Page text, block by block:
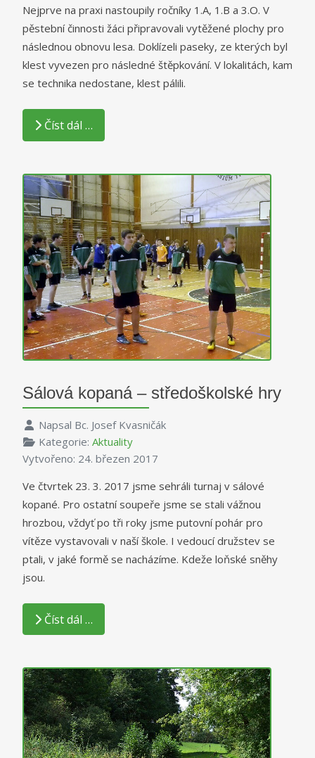
Nejprve na praxi nastoupily ročníky 1.A, 1.B a 3.O. V
pěstební činnosti žáci připravovali vytěžené plochy pro
následnou obnovu lesa. Doklízeli paseky, ze kterých byl
klest vyvezen pro následné štěpkování. V lokalitách, kam
se technika nedostane, klest pálili.
Číst dál …
Sálová kopaná – středoškolské hry
Napsal Bc. Josef Kvasničák
Kategorie: Aktuality
Vytvořeno: 24. březen 2017
Ve čtvrtek 23. 3. 2017 jsme sehráli turnaj v sálové
kopané. Pro ostatní soupeře jsme se stali vážnou
hrozbou, vždyť po tři roky jsme putovní pohár pro
vítěze vystavovali v naší škole. I vedoucí družstev se
ptali, v jaké formě se nacházíme. Kdeže loňské sněhy
jsou.
Číst dál …